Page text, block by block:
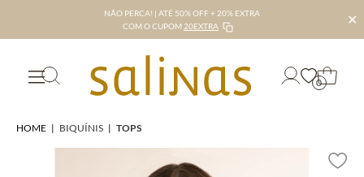
NÃO PERCA! | ATÉ 50% OFF + 20% EXTRA
COM O CUPOM 20EXTRA ✕
0
HOME | BIQUÍNIS | TOPS